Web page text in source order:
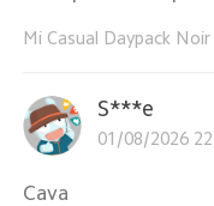
Mi Casual Daypack Noir
S***e
01/08/2026
Cava